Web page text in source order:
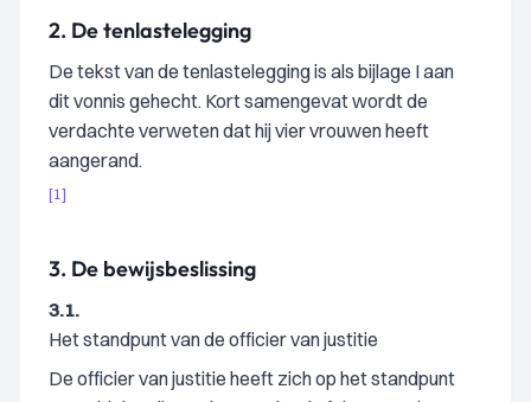
2. De tenlastelegging
De tekst van de tenlastelegging is als bijlage I aan
dit vonnis gehecht. Kort samengevat wordt de
verdachte verweten dat hij vier vrouwen heeft
aangerand.
[1]
3. De bewijsbeslissing
3.1.
Het standpunt van de officier van justitie
De officier van justitie heeft zich op het standpunt